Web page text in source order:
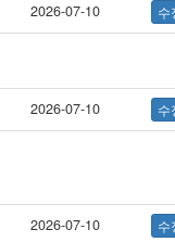
2026-07-10
2026-07-10
2026-07-10